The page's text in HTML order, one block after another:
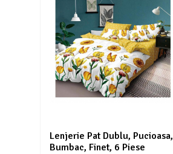
Lenjerie Pat Dublu, Pucioasa,
Bumbac, Finet, 6 Piese